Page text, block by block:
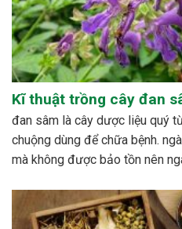
Kĩ thuật trồng cây đan
đan sâm là cây dược liệu quý
chuộng dùng để chữa bệnh.
mà không được bảo tồn nên